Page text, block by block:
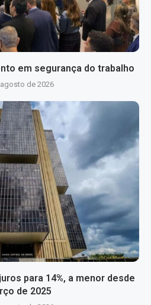
em segurança do trabalho
de 2026
para 14%, a menor desde
de 2025